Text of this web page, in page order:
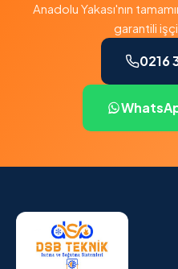
Anadolu Yakası'nın
garantili
0216